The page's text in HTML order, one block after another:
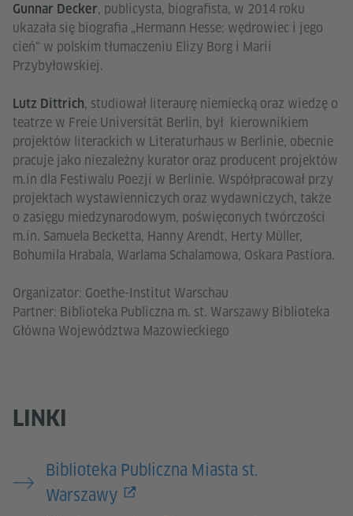
Gunnar Decker, publicysta, biografista, w 2014 roku
ukazała się biografia „Hermann Hesse: wędrowiec i jego
cień“ w polskim tłumaczeniu Elizy Borg i Marii
Przybyłowskiej.
Lutz Dittrich, studiował literaurę niemiecką oraz wiedzę o
teatrze w Freie Universität Berlin, był kierownikiem
projektów literackich w Literaturhaus w Berlinie, obecnie
pracuje jako niezależny kurator oraz producent projektów
m.in dla Festiwalu Poezji w Berlinie. Współpracował przy
projektach wystawienniczych oraz wydawniczych, także
o zasięgu miedzynarodowym, poświęconych twórczości
m.in. Samuela Becketta, Hanny Arendt, Herty Müller,
Bohumila Hrabala, Warlama Schalamowa, Oskara Pastiora.
Organizator: Goethe-Institut Warschau
Partner: Biblioteka Publiczna m. st. Warszawy Biblioteka
Główna Województwa Mazowieckiego
LINKI
Biblioteka Publiczna Miasta st.
Warszawy